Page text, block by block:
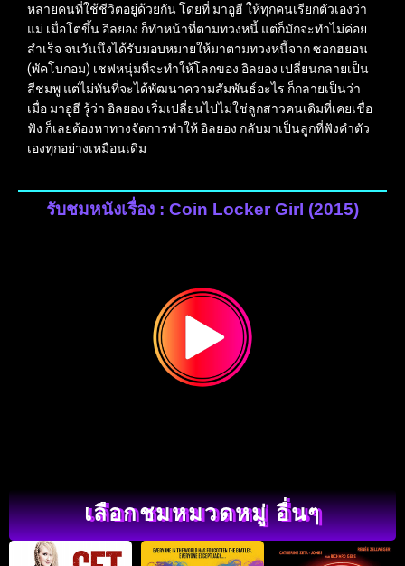
หลายคนที่ใช้ชีวิตอยู่ด้วยกัน โดยที่ มาอูฮี ให้ทุกคนเรียกตัวเองว่า
แม่ เมื่อโตขึ้น อิลยอง ก็ทำหน้าที่ตามทวงหนี้ แต่ก็มักจะทำไม่ค่อย
สำเร็จ จนวันนึงได้รับมอบหมายให้มาตามทวงหนี้จาก ซอกฮยอน
(พัคโบกอม) เชฟหนุ่มที่จะทำให้โลกของ อิลยอง เปลี่ยนกลายเป็น
สีชมพู แต่ไม่ทันที่จะได้พัฒนาความสัมพันธ์อะไร ก็กลายเป็นว่า
เมื่อ มาอูฮี รู้ว่า อิลยอง เริ่มเปลี่ยนไปไม่ใช่ลูกสาวคนเดิมที่เคยเชื่อ
ฟัง ก็เลยต้องหาทางจัดการทำให้ อิลยอง กลับมาเป็นลูกที่ฟังคำตัว
เองทุกอย่างเหมือนเดิม
รับชมหนังเรื่อง : Coin Locker Girl (2015)
เลือกชมหมวดหมู่ อื่นๆ